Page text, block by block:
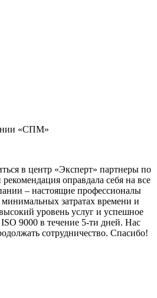
«СПМ»
в центр «Эксперт» партнеры по
оправдала себя на все
– настоящие профессионалы
затратах времени и
уровень услуг и успешное
9000 в течение 5-ти дней. Нас
сотрудничество. Спасибо!